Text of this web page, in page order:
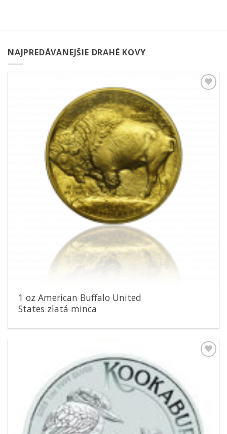
NAJPREDÁVANEJŠIE DRAHÉ KOVY
1 oz American Buffalo United
States zlatá minca